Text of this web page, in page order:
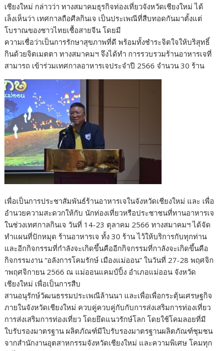
เชียงใหม่ กล่าวว่า ทางสมาคมธุรกิจท่องเที่ยวจังหวัดเชียงใหม่ ได้
เล็งเห็นว่า เทศกาลถือศีลกินเจ เป็นประเพณีที่สืบทอดกันมาตั้งแต่
โบราณของชาวไทยเชื้อสายจีน โดยมี
ความเชื่อว่าเป็นการรักษาสุขภาพที่ดี พร้อมทั้งชำระจิตใจให้บริสุทธิ์
กินด้วยจิตเมตตา ทางสมาคมฯ จึงได้ทำ การรวบรวมร้านอาหารเจที่
สามารถ เข้าร่วมเทศกาลอาหารเจประจำปี 2566 จำนวน 30 ร้าน
เพื่อเป็นการประชาสัมพันธ์ร้านอาหารเจในจังหวัดเชียงใหม่ และ เพื่อ
อำนวยความสะดวกให้กับ นักท่องเที่ยวหรือประชาชนที่ทานอาหารเจ
ในช่วงเทศกาลกินเจ วันที่ 14-23 ตุลาคม 2566 ทางสมาคมฯ ได้จัด
ทำแผนที่ปักหมุด ร้านอาหารเจ ทั้ง 30 ร้าน ไว้ให้บริการกับทุกท่าน
และอีกกิจกรรมที่กำลังจะเกิดขึ้นคืออีกกิจกรรมที่กาลังจะเกิดขึ้นคือ
กิจกรรมงาน “อลังการโคมรักษ์ เมืองแม่ออน” ในวันที่ 27-28 พฤศจิก
าพฤศจิกายน 2566 ณ แม่ออนแคมป์ปิ้ง อำเภอแม่ออน จังหวัด
เชียงใหม่ เพื่อเป็นการสืบ
สานอนุรักษ์วัฒนธรรมประเพณีล้านนา และเพื่อเพื่อกระตุ้นเศรษฐกิจ
ภายในจังหวัดเชียงใหม่ ควบคู่ควบคู่กับกับการส่งเสริมการท่องเที่ยว
การส่งเสริมการท่องเที่ยว โดยยึดแนวรักษ์โลก โดยใช้โคมลอยที่มี
ใบรับรองมาตรฐาน ผลิตภัณฑ์มีใบรับรองมาตรฐานผลิตภัณฑ์ชุมชน
จากสำนักงานอุตสาหกรรมจังหวัดเชียงใหม่ และความพิเศษ โคมทุก